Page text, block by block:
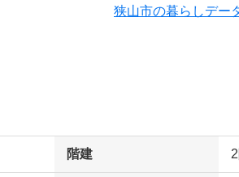
狭山市の暮らしデー
階建